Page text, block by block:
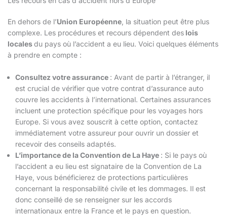
En dehors de l’Union Européenne , la situation peut être plus
complexe. Les procédures et recours dépendent des lois
localesdu pays où l’accident a eu lieu. Voici quelques éléments
à prendre en compte :
Consultez votre assurance : Avant de partir à l’étranger, il
est crucial de vérifier que votre contrat d’assurance auto
couvre les accidents à l’international. Certaines assurances
incluent une protection spécifique pour les voyages hors
Europe. Si vous avez souscrit à cette option, contactez
immédiatement votre assureur pour ouvrir un dossier et
recevoir des conseils adaptés.
L’importance de la Convention de La Haye : Si le pays où
l’accident a eu lieu est signataire de la Convention de La
Haye, vous bénéficierez de protections particulières
concernant la responsabilité civile et les dommages. Il est
donc conseillé de se renseigner sur les accords
internationaux entre la France et le pays en question.